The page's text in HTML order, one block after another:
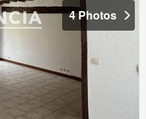
4 Photos